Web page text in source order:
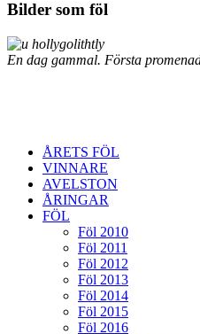
Bilder som föl
En dag gammal. Första
ÅRETS FÖL
VINNARE
AVELSTON
ÅRINGAR
FÖL
Föl 2010
Föl 2011
Föl 2012
Föl 2013
Föl 2014
Föl 2015
Föl 2016